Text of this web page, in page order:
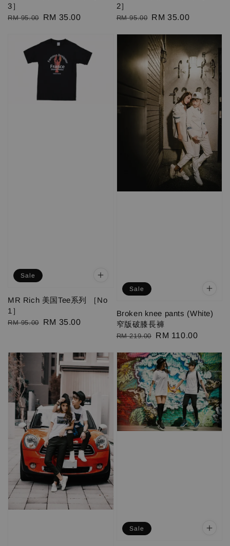
3］
Regular
RM 95.00
Sale
RM 35.00
2］
Regular
RM 95.00 Sale
RM 35.00
Sale
MR Rich 美国Tee系列 ［No
1］
Regular
RM 95.00
Sale
RM 35.00
Sale
Broken knee pants (White)
窄版破膝長褲
Regular
RM 219.00
Sale
RM 110.00
Sale